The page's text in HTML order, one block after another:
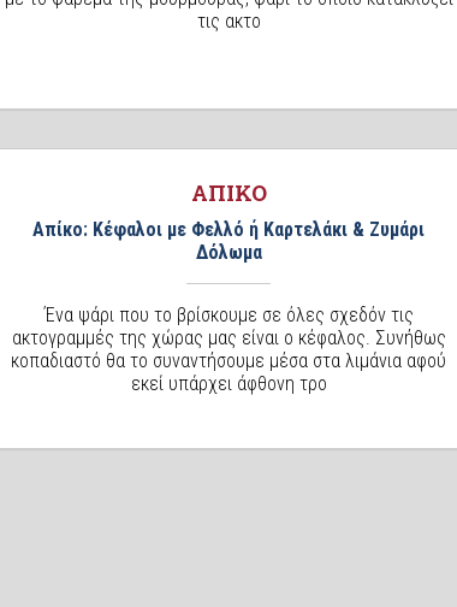
τις ακτο
ΑΠΙΚΟ
Απίκο: Κέφαλοι με Φελλό ή Καρτελάκι & Ζυμάρι
Δόλωμα
Ένα ψάρι που το βρίσκουμε σε όλες σχεδόν τις
ακτογραμμές της χώρας μας είναι ο κέφαλος. Συνήθως
κοπαδιαστό θα το συναντήσουμε μέσα στα λιμάνια αφού
εκεί υπάρχει άφθονη τρο